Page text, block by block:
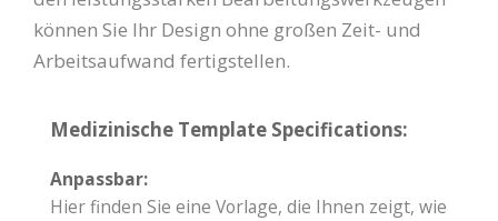
können Sie Ihr Design ohne großen Zeit- und
Arbeitsaufwand fertigstellen.
Medizinische Template Specifications:
Anpassbar:
Hier finden Sie eine Vorlage, die Ihnen zeigt, wie